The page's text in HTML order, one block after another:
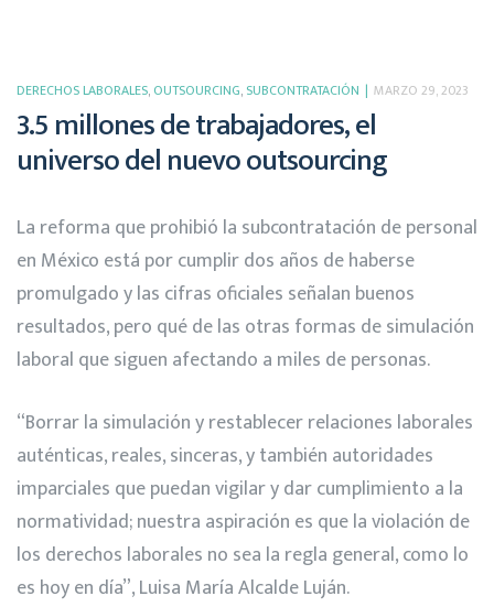
DERECHOS LABORALES, OUTSOURCING, SUBCONTRATACIÓN MARZO 29, 2023
3.5 millones de trabajadores, el
universo del nuevo outsourcing
La reforma que prohibió la subcontratación de personal
en México está por cumplir dos años de haberse
promulgado y las cifras oficiales señalan buenos
resultados, pero qué de las otras formas de simulación
laboral que siguen afectando a miles de personas.
“Borrar la simulación y restablecer relaciones laborales
auténticas, reales, sinceras, y también autoridades
imparciales que puedan vigilar y dar cumplimiento a la
normatividad; nuestra aspiración es que la violación de
los derechos laborales no sea la regla general, como lo
es hoy en día”, Luisa María Alcalde Luján.